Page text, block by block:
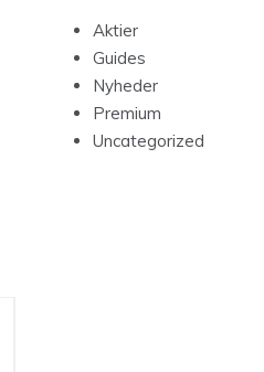
Aktier
Guides
Nyheder
Premium
Uncategorized